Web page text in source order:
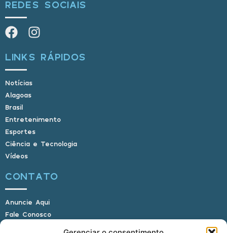
REDES SOCIAIS
LINKS RÁPIDOS
Notícias
Alagoas
Brasil
Entretenimento
Esportes
Ciência e Tecnologia
Vídeos
CONTATO
Anuncie Aqui
Fale Conosco